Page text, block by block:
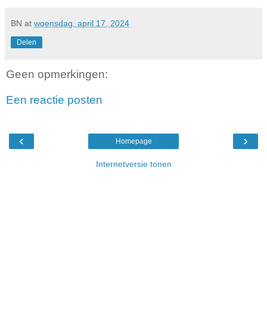
BN at woensdag, april 17, 2024
Delen
Geen opmerkingen:
Een reactie posten
‹ ›
Homepage
Internetversie tonen